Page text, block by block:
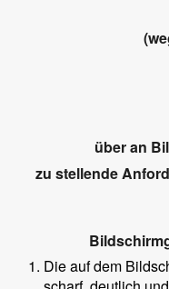
über an
zu stellende
Die auf dem